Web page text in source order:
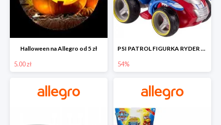
Halloween na Allegro od 5 zł
5.00 zł
PSI PATROL FIGURKA RYDER + QUAD POJAZD RATUNKOWY -54%
54%